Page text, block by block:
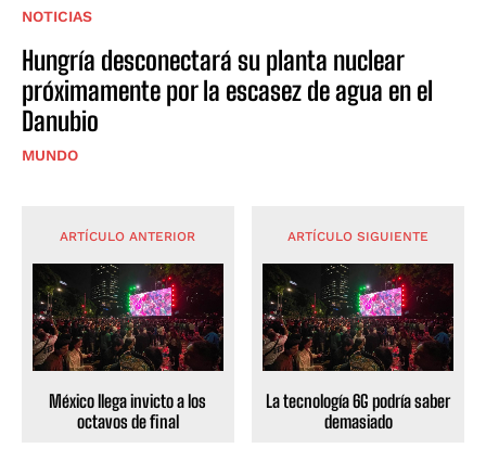
NOTICIAS
Hungría desconectará su planta nuclear
próximamente por la escasez de agua en el
Danubio
MUNDO
ARTÍCULO ANTERIOR
México llega invicto a los
octavos de final
ARTÍCULO SIGUIENTE
La tecnología 6G podría saber
demasiado